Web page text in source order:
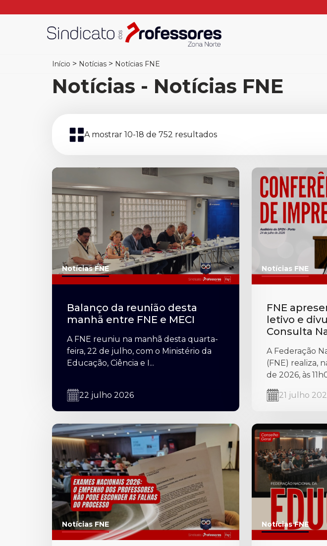
Início > Notícias > Notícias FNE
Notícias - Notícias FNE
A mostrar 10-18 de 752 resultados
Notícias FNE
Balanço da reunião desta
manhã entre FNE e MECI
A FNE reuniu na manhã desta quarta-
feira, 22 de julho, com o Ministério da
Educação, Ciência e I...
22 julho 2026
Notícias FNE
FNE
letivo e
Consulta
A Federação
(FNE) realiza,
de 2026, às
21 julho
Notícias FNE Notícias FNE